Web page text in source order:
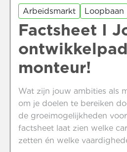
Arbeidsmarkt Loopbaan
Factsheet I
monteur!
Wat zijn jouw ambities als
om je doelen te bereiken
de groeimogelijkheden
factsheet laat zien welke
zetten én welke